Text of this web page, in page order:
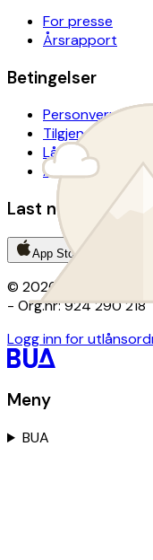
For presse
Årsrapport
Betingelser
Personvern
Lånevilkår
Avtalevilkår
Last ned BUA-
App Store
© 2026 BUA · Kontor:
- Org.nr: 924 290 218
Logg inn for
Meny
BUA